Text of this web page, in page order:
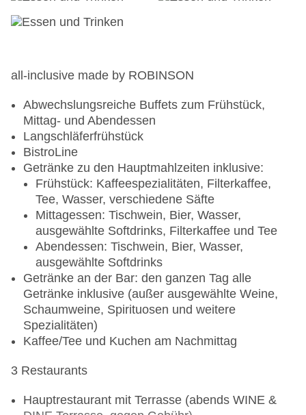
all-inclusive made by ROBINSON
Abwechslungsreiche Buffets zum Frühstück,
Mittag- und Abendessen
Langschläferfrühstück
BistroLine
Getränke zu den Hauptmahlzeiten inklusive:
Frühstück: Kaffeespezialitäten, Filterkaffee,
Tee, Wasser, verschiedene Säfte
Mittagessen: Tischwein, Bier, Wasser,
ausgewählte Softdrinks, Filterkaffee und Tee
Abendessen: Tischwein, Bier, Wasser,
ausgewählte Softdrinks
Getränke an der Bar: den ganzen Tag alle
Getränke inklusive (außer ausgewählte Weine,
Schaumweine, Spirituosen und weitere
Spezialitäten)
Kaffee/Tee und Kuchen am Nachmittag
3 Restaurants
Hauptrestaurant mit Terrasse (abends WINE &